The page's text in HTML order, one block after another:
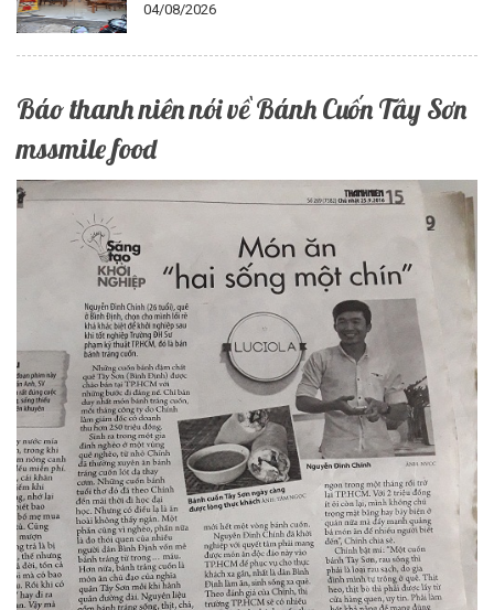
04/08/2026
Báo thanh niên nói về Bánh Cuốn Tây Sơn
mssmile food